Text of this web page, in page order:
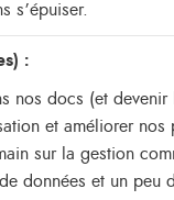
s’épuiser.
:
nos docs (et
et améliorer nos
sur la gestion
données et un peu